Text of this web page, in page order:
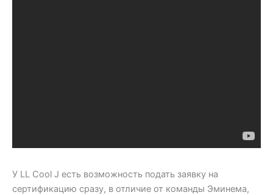
У LL Cool J есть возможность подать заявку на
сертификацию сразу, в отличие от команды Эминема,